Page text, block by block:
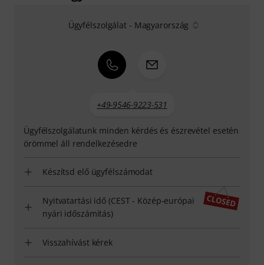
Ügyfélszolgálat - Magyarország
+49-9546-9223-531
Ügyfélszolgálatunk minden kérdés és észrevétel esetén
örömmel áll rendelkezésedre
Készítsd elő ügyfélszámodat
Nyitvatartási idő (CEST - Közép-európai
nyári időszámítás)
Visszahívást kérek